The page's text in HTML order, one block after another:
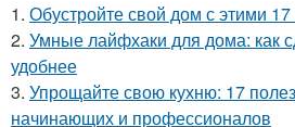
1. Обустройте свой дом с этими
2. Умные лайфхаки для дома: как
удобнее
3. Упрощайте свою кухню: 17
начинающих и профессионалов